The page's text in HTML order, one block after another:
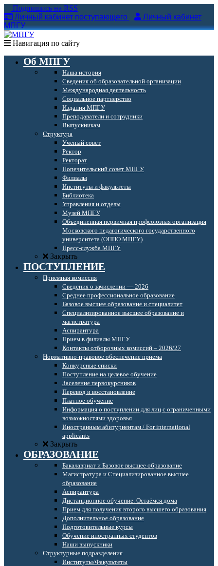
Подпишись на RSS
Личный кабинет поступающего
Личный кабинет
МПГУ
Навигация по сайту
Об МПГУ
Наша история
Сведения об образовательной организации
Международная деятельность
Социальное партнерство
Издания МПГУ
Преподаватели и сотрудники
Выпускникам
Структура
Ученый совет
Ректор
Ректорат
Попечительский совет МПГУ
Филиалы
Институты и факультеты
Библиотека
Управления и отделы
Музей МПГУ
Объединенная первичная профсоюзная организация
Московского педагогического государственного
университета (ОППО МПГУ)
Пресс-служба МПГУ
Закрыть
ПОСТУПЛЕНИЕ
Приемная комиссия
Сведения о зачислении — 2026
Среднее профессиональное образование
Базовое высшее образование и специалитет
Специализированное высшее образование и
магистратура
Аспирантура
Прием в филиалы МПГУ
Контакты отборочных комиссий – 2026/27
Нормативно-правовое обеспечение приема
Конкурсные списки
Поступление на целевое обучение
Заселение первокурсников
Перевод и восстановление
Платное обучение
Информация о поступлении для лиц с ограниченными
возможностями здоровья
Иностранным абитуриентам / For international
applicants
Закрыть
ОБРАЗОВАНИЕ
Бакалавриат и Базовое высшее образование
Магистратура и Специализированное высшее
образование
Аспирантура
Дистанционное обучение. Остаёмся дома
Прием для получения второго высшего образования
Дополнительное образование
Подготовительные курсы
Обучение иностранных студентов
Наши выпускники
Структурные подразделения
Институты/Факультеты